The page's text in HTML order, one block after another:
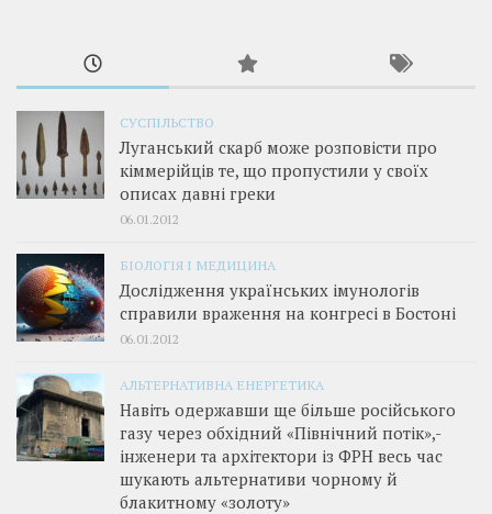
СУСПІЛЬСТВО
Луганський скарб може розповісти про
кіммерійців те, що пропустили у своїх
описах давні греки
06.01.2012
БІОЛОГІЯ І МЕДИЦИНА
Дослідження українських імунологів
справили враження на конгресі в Бостоні
06.01.2012
АЛЬТЕРНАТИВНА ЕНЕРГЕТИКА
Навіть одержавши ще більше російського
газу через обхідний «Північний потік»,­
інженери та архітектори із ФРН весь час
шукають альтернативи чорному й
блакитному «золоту»